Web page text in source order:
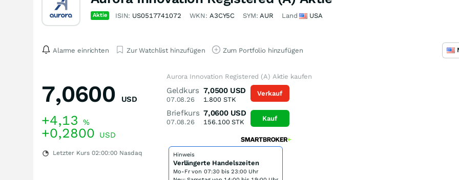
Aktie ISIN: US0517741072 WKN: A3CY5C SYM:AUR Land USA
Alarme einrichten Zur Watchlist hinzufügen Zum Portfolio hinzufügen
7,0600 USD
+4,13 %
+0,2800 USD
Letzter Kurs 02:00:00 Nasdaq
Aurora Innovation Registered (A) Aktie kaufen
Geldkurs
07.08.26
7,0500 USD
1.800STK
Briefkurs
07.08.26
7,0600 USD
156.100STK
Verkauf
Kauf
Hinweis
Verlängerte Handelszeiten
Mo-Fr von 07:30 bis 23:00 Uhr